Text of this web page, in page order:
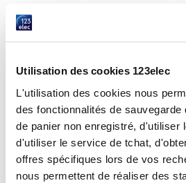
Utilisation des cookies 123elec
L'utilisation des cookies nous
des fonctionnalités de
de panier non enregistré, d'utiliser
d'utiliser le service de tchat,
offres spécifiques lors de vos
nous permettent de réaliser des
fiable, pratique et accessible à
d’éclairage professionnel proposées
A lire également :
Comment choisir un éclairage
Pourquoi les LEDs sont-elles
économiques et écologiques ?
Zoom sur le changement de